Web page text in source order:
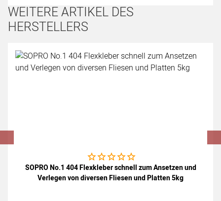
WEITERE ARTIKEL DES
HERSTELLERS
Artikel überspringen
Noch keine Bewertungen abgegeben
SOPRO No.1 404 Flexkleber schnell zum Ansetzen und
Verlegen von diversen Fliesen und Platten 5kg